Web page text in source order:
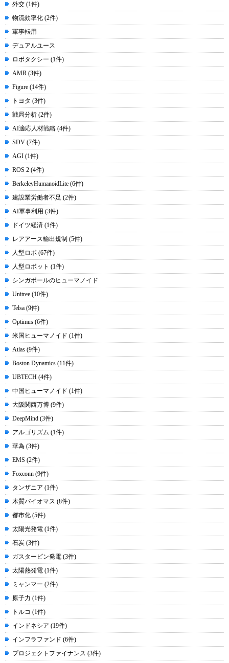
外交 (1件)
物流効率化 (2件)
軍事転用
デュアルユース
ロボタクシー (1件)
AMR (3件)
Figure (14件)
トヨタ (3件)
戦局分析 (2件)
AI適応人材戦略 (4件)
SDV (7件)
AGI (1件)
ROS 2 (4件)
BerkeleyHumanoidLite (6件)
建設業労働者不足 (2件)
AI軍事利用 (3件)
ドイツ経済 (1件)
レアアース輸出規制 (5件)
人型ロボ (67件)
人型ロボット (1件)
シンガポールのヒューマノイド
Unitree (10件)
Telsa (9件)
Optimus (6件)
米国ヒューマノイド (1件)
Atlas (9件)
Boston Dynamics (11件)
UBTECH (4件)
中国ヒューマノイド (1件)
大阪関西万博 (9件)
DeepMind (3件)
アルゴリズム (1件)
華為 (3件)
EMS (2件)
Foxconn (9件)
タンザニア (1件)
木質バイオマス (8件)
都市化 (5件)
太陽光発電 (1件)
石炭 (3件)
ガスタービン発電 (3件)
太陽熱発電 (1件)
ミャンマー (2件)
原子力 (1件)
トルコ (1件)
インドネシア (19件)
インフラファンド (6件)
プロジェクトファイナンス (3件)